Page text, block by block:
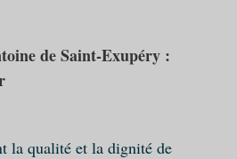
de Saint-Exupéry :
la qualité et la dignité de